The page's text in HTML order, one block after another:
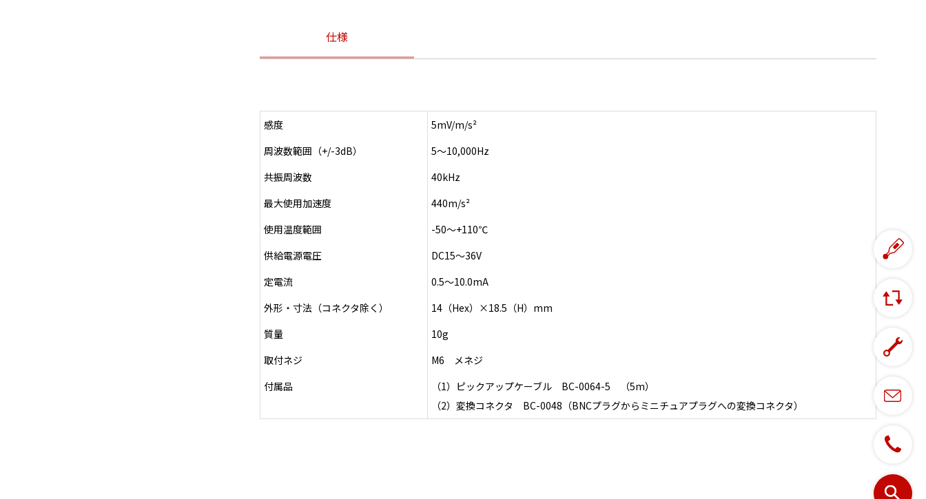
仕様
感度
5mV/m/s²
周波数範囲（+/-3dB）
5～10,000Hz
共振周波数
40kHz
最大使用加速度
440m/s²
使用温度範囲
-50～+110℃
供給電源電圧
DC15～36V
定電流
0.5～10.0mA
外形・寸法（コネクタ除く）
14（Hex）×18.5（H）mm
質量
10g
取付ネジ
M6 メネジ
付属品
（1）ピックアップケーブル BC-0064-5 （5m）
（2）変換コネクタ BC-0048（BNCプラグからミニチュアプラグへの変換コネクタ）